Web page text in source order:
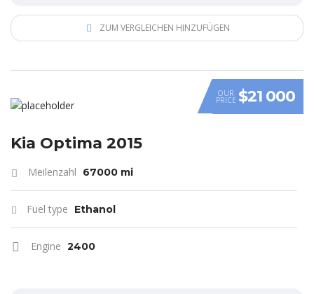
ZUM VERGLEICHEN HINZUFÜGEN
OUR
PRICE $21 000
Kia Optima 2015
Meilenzahl 67000 mi
Fuel type Ethanol
Engine 2400